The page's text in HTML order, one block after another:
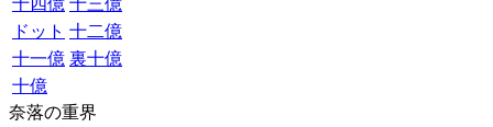
十四億 十三億
ドット 十二億
十一億 裏十億
十億
奈落の重界